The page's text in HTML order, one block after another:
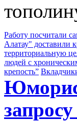
Работу посчитали
Алатау" доставили
территориальную
людей с
крепость”